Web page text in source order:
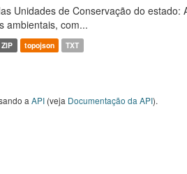
Unidades de Conservação do estado:
ambientais, com...
ZIP topojson TXT
a API (veja Documentação da API).